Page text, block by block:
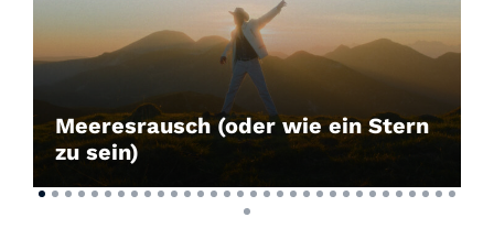
Meeresrausch (oder wie ein Stern
zu sein)